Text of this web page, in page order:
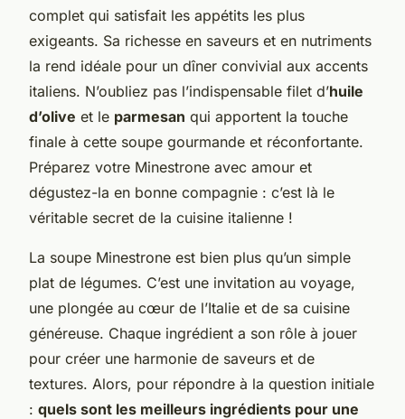
complet qui satisfait les appétits les plus
exigeants. Sa richesse en saveurs et en nutriments
la rend idéale pour un dîner convivial aux accents
italiens. N’oubliez pas l’indispensable filet d’huile
d’olive et le parmesan qui apportent la touche
finale à cette soupe gourmande et réconfortante.
Préparez votre Minestrone avec amour et
dégustez-la en bonne compagnie : c’est là le
véritable secret de la cuisine italienne !
La soupe Minestrone est bien plus qu’un simple
plat de légumes. C’est une invitation au voyage,
une plongée au cœur de l’Italie et de sa cuisine
généreuse. Chaque ingrédient a son rôle à jouer
pour créer une harmonie de saveurs et de
textures. Alors, pour répondre à la question initiale
: quels sont les meilleurs ingrédients pour une